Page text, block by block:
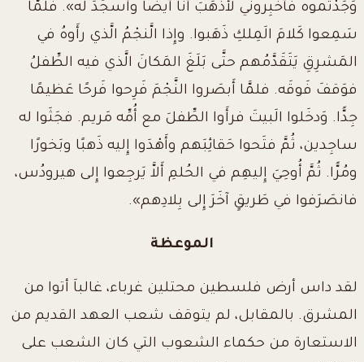
وَجَدْتُموه فأَخبِروني لأذهَبَ أَنا أَيضًا وأَسجُدَ له». فلمَّا
سَمِعوا كَلامَ الَمِلكِ ذَهَبوا. وإِذا الَّنجْمُ الَّذي رأَوهُ في
المَشرِقِ يَتَقَدَّمُهم حتَّى بَلَغَ المَكانَ الَّذي فيه الطِّفلُ
فوَقفَ فَوقَه. فلمَّا أَبصَروا النَّجْمَ فَرِحوا فَرحًا عَظيمًا
جِدًّا. وَدخَلوا الَبيتَ فرأَوا الطِّفلَ مع أُمِّه مَريم. فجَثَوا له
ساجِدين، ثُمَّ فتَحوا حَقائِبَهم وأَهْدَوا إِليه ذَهبًا وبَخورًا
ومُرًّا. ثُمَّ أُوحِيَ إِليهِم في الحُلمِ أَلاَّ يَرجِعوا إِلى هيرودُس،
فانصَرَفوا في طَريقٍ آخَرَ إِلى بِلادِهم».
الموعظة
لقد داس أرض فلسطين محتلين غرباء، غالباَ أتوا من
المشرق. بالمقابل، لم يتوقف شعب العهد القديم من
الاستعارة من حكماء الشعوب التي كان الشعب على